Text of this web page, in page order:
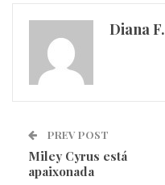
Diana F.
PREV POST
Miley Cyrus está
apaixonada